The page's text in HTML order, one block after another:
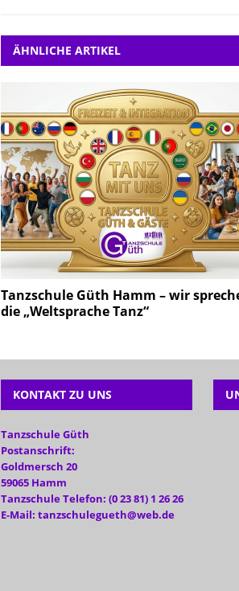
ÄHNLICHE ARTIKEL
Tanzschule Güth Hamm – wir
die „Weltsprache Tanz“
KONTAKT ZU UNS
Tanzschule Güth
Postanschrift:
Goldmersch 20
59065 Hamm
Tanzschule Telefon: (0 23 81) 1 26 26
E-Mail: tanzschulegueth@web.de